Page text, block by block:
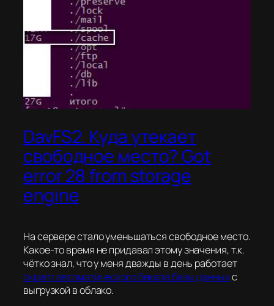
DavFS2. Куда утекает
свободное место? Got
error 28 from storage
engine
На сервере стало уменьшаться свободное место.
Какое-то время не придавал этому значения, т.к.
чётко знал, что у меня дважды в день работает
скрипт автоматического бекапа базы данныхс
выгрузкой в облако.